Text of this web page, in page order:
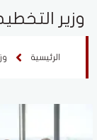
وزير
الرئيسية